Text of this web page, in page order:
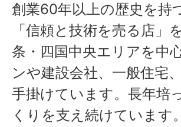
創業60年以上の歴史を持
「信頼と技術を売る店」
条・四国中央エリアを中
ンや建設会社、一般住宅
手掛けています。長年培
くりを支え続けています。